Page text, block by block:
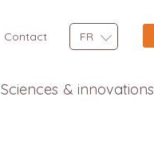
Contact FR
Sciences & innovations